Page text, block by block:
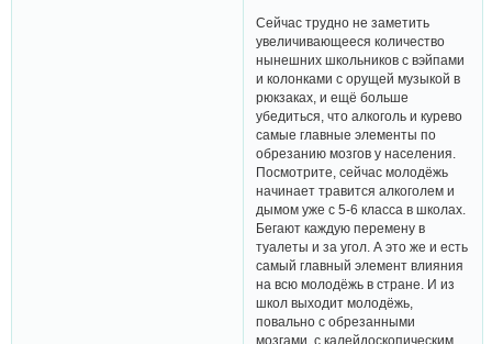
Сейчас трудно не заметить
увеличивающееся количество
нынешних школьников с вэйпами
и колонками с орущей музыкой в
рюкзаках, и ещё больше
убедиться, что алкоголь и курево
самые главные элементы по
обрезанию мозгов у населения.
Посмотрите, сейчас молодёжь
начинает травится алкоголем и
дымом уже с 5-6 класса в школах.
Бегают каждую перемену в
туалеты и за угол. А это же и есть
самый главный элемент влияния
на всю молодёжь в стране. И из
школ выходит молодёжь,
повально с обрезанными
мозгами, с калейдоскопическим